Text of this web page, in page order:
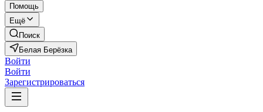
Помощь
Ещё
Поиск
Белая Берёзка
Войти
Войти
Зарегистрироваться